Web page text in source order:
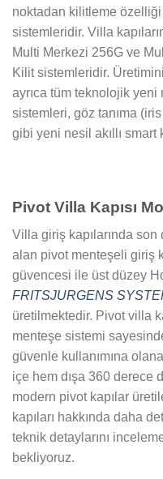
noktadan kilitleme
sistemleridir. Villa
Multi Merkezi 256G ve
Kilit sistemleridir.
ayrıca tüm teknolojik
sistemleri, göz tanıma
gibi yeni nesil akıllı
Pivot Villa Kapısı
Villa giriş kapılarında
alan pivot menteşeli giriş
güvencesi ile üst düzey
FRITSJURGENS
üretilmektedir. Pivot villa
menteşe sistemi
güvenle kullanımına
içe hem dışa 360 derece
modern pivot kapılar
kapıları hakkında daha
teknik detaylarını
bekliyoruz.